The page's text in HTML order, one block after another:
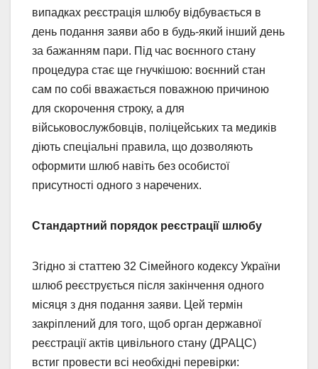
випадках реєстрація шлюбу відбувається в
день подання заяви або в будь-який інший день
за бажанням пари. Під час воєнного стану
процедура стає ще гнучкішою: воєнний стан
сам по собі вважається поважною причиною
для скорочення строку, а для
військовослужбовців, поліцейських та медиків
діють спеціальні правила, що дозволяють
оформити шлюб навіть без особистої
присутності одного з наречених.
Стандартний порядок реєстрації шлюбу
Згідно зі статтею 32 Сімейного кодексу України
шлюб реєструється після закінчення одного
місяця з дня подання заяви. Цей термін
закріплений для того, щоб орган державної
реєстрації актів цивільного стану (ДРАЦС)
встиг провести всі необхідні перевірки: